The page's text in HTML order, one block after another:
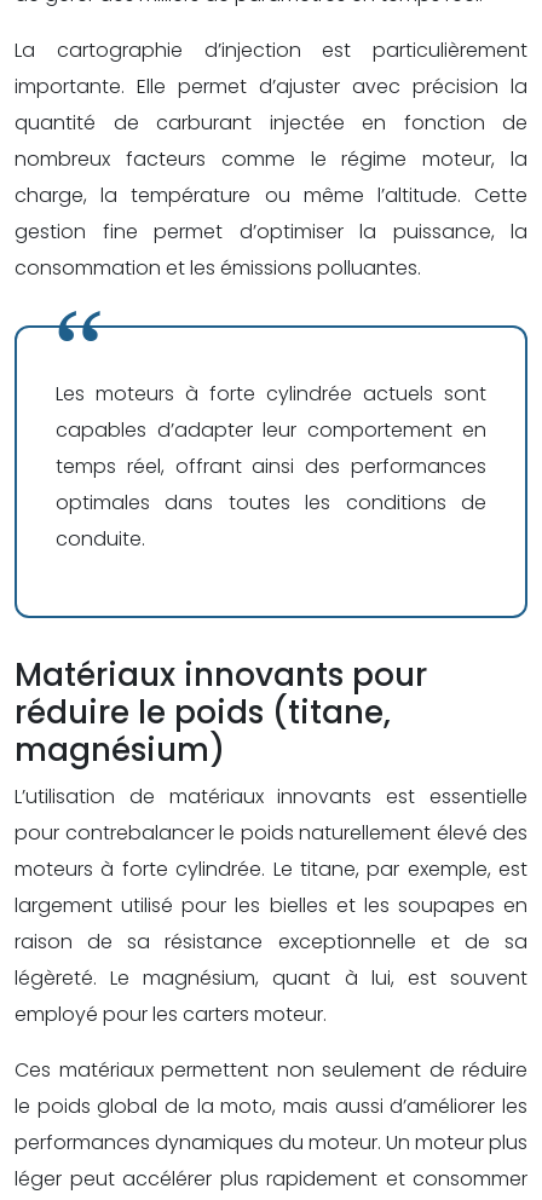
La cartographie d’injection est particulièrement
importante. Elle permet d’ajuster avec précision la
quantité de carburant injectée en fonction de
nombreux facteurs comme le régime moteur, la
charge, la température ou même l’altitude. Cette
gestion fine permet d’optimiser la puissance, la
consommation et les émissions polluantes.
Les moteurs à forte cylindrée actuels sont
capables d’adapter leur comportement en
temps réel, offrant ainsi des performances
optimales dans toutes les conditions de
conduite.
Matériaux innovants pour
réduire le poids (titane,
magnésium)
L’utilisation de matériaux innovants est essentielle
pour contrebalancer le poids naturellement élevé des
moteurs à forte cylindrée. Le titane, par exemple, est
largement utilisé pour les bielles et les soupapes en
raison de sa résistance exceptionnelle et de sa
légèreté. Le magnésium, quant à lui, est souvent
employé pour les carters moteur.
Ces matériaux permettent non seulement de réduire
le poids global de la moto, mais aussi d’améliorer les
performances dynamiques du moteur. Un moteur plus
léger peut accélérer plus rapidement et consommer